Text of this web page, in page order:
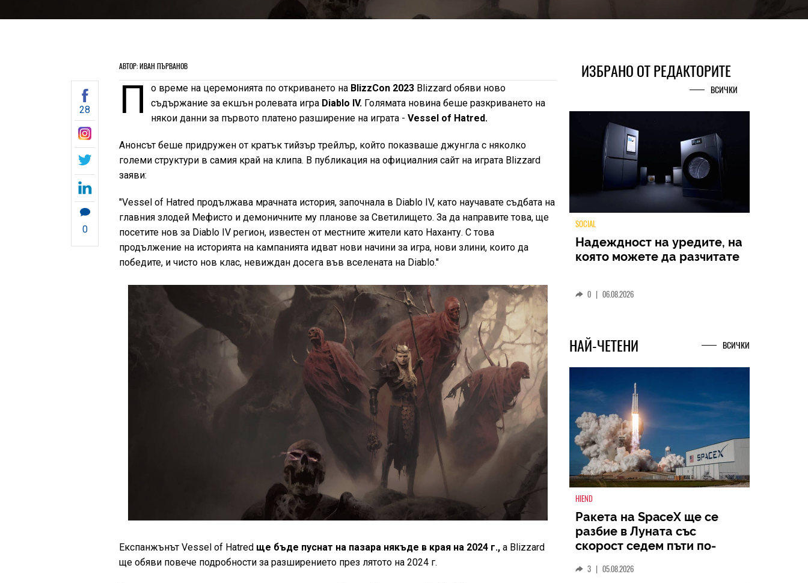
АВТОР: ИВАН ПЪРВАНОВ
28
0
П о време на церемонията по откриването на BlizzCon 2023Blizzard обяви ново
съдържание за екшън ролевата игра Diablo IV.Голямата новина беше разкриването на
някои данни за първото платено разширение на играта - Vessel of Hatred.
Анонсът беше придружен от кратък тийзър трейлър, който показваше джунгла с няколко
големи структури в самия край на клипа. В публикация на официалния сайт на играта Blizzard
заяви:
"Vessel of Hatred продължава мрачната история, започнала в Diablo IV, като научавате съдбата на
главния злодей Мефисто и демоничните му планове за Светилището. За да направите това, ще
посетите нов за Diablo IV регион, известен от местните жители като Наханту. С това
продължение на историята на кампанията идват нови начини за игра, нови злини, които да
победите, и чисто нов клас, невиждан досега във вселената на Diablo."
Експанжънът Vessel of Hatred ще бъде пуснат на пазара някъде в края на 2024 г., а Blizzard
ще обяви повече подробности за разширението през лятото на 2024 г.
ИЗБРАНО ОТ РЕДАКТОРИТЕ
ВСИЧКИ
TECH
Ultra – ново име, познато
НАЙ-ЧЕТЕНИ
HIEND
Ракета на SpaceX ще се
разбие в Луната със